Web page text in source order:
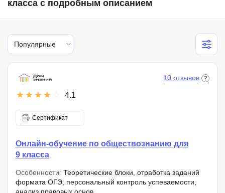
класса с подробным описанием
Популярные
4.1
10 отзывов
Сертификат
Онлайн-обучение по обществознанию для
9 класса
Особенности: Теоретические блоки, отработка заданий
формата ОГЭ, персональный контроль успеваемости,